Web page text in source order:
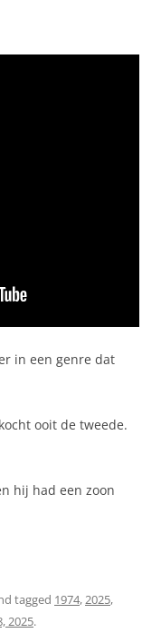
in een genre dat
ooit de tweede.
hij had een zoon
tagged 1974,2025,
2025.